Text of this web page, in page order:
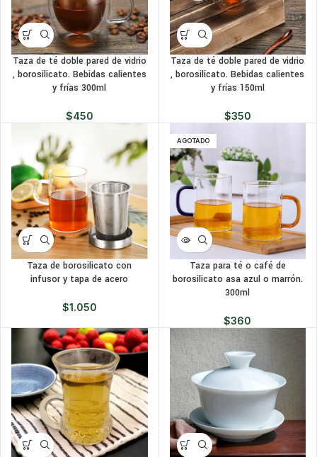
Taza de té doble pared de vidrio
, borosilicato. Bebidas calientes
y frías 300ml
$450
Taza de té doble pared de vidrio
, borosilicato. Bebidas calientes
y frías 150ml
$350
Taza de borosilicato con
infusor y tapa de acero
$1.050
AGOTADO
Taza para té o café de
borosilicato asa azul o marrón.
300ml
$360